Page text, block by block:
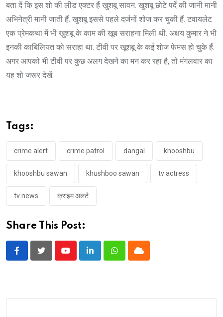
बता दें कि इस शो की लीड एक्टर हैं खुशबू सावन. खुशबू छोटे पर्दे की जानी मानी
अभिनेत्री मानी जाती हैं. खुशबू इससे पहले दर्जनों शोज कर चुकी हैं. टवायलेट
एक प्रेमकथा में भी खुशबू के काम की खूब सराहना मिली थी. अक्षय कुमार ने भी
इनकी काबिलियत को सराहा था. टीवी पर खूशबू के कई शोज फेमस हो चुके हैं.
अगर आपको भी टीवी पर कुछ अलग देखने का मन कर रहा है, तो मंगलवार का
यह शो जरूर देखें.
Tags:
crime alert crime patrol dangal khooshbu
khooshbu sawan khushboo sawan tv actress
tv news क्राइम अलर्ट
Share This Post:
YoutubeLinkedInWhatsappCloud